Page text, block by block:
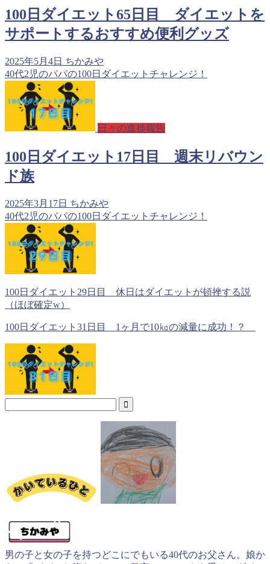
100日ダイエット65日目 ダイエットを
サポートするおすすめ便利グッズ
2025年5月4日 ちかみや
40代2児のパパの100日ダイエットチャレンジ！
日々の進捗報告
100日ダイエット17日目 週末リバウン
ド族
2025年3月17日 ちかみや
40代2児のパパの100日ダイエットチャレンジ！
100日ダイエット29日目 休日はダイエットが頓挫する説
（ほぼ確定w）
100日ダイエット31日目 1ヶ月で10㎏の減量に成功！？
男の子と女の子を持つどこにでもいる40代のお父さん。娘か